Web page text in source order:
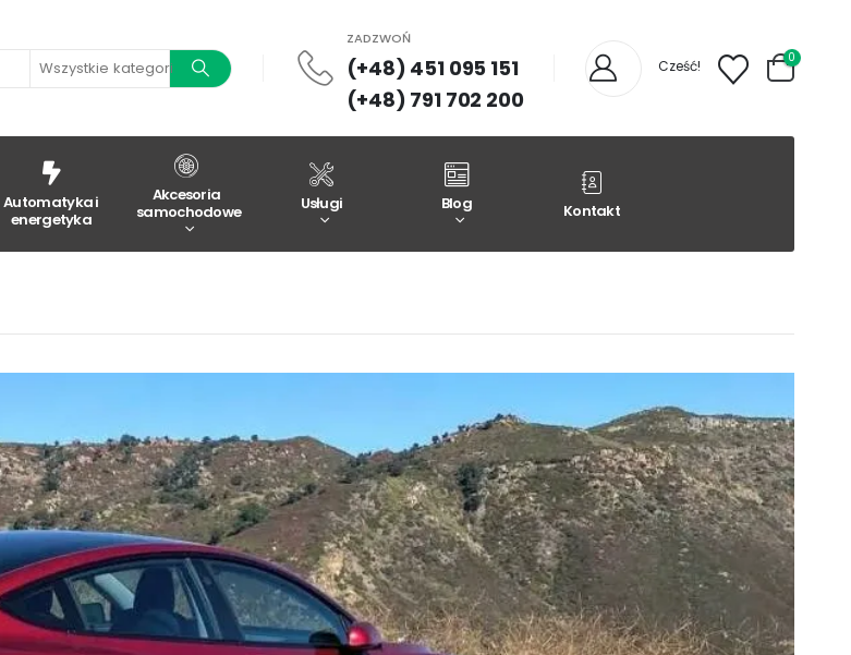
Wszystkie kategorie
ZADZWOŃ
(+48) 451 095 151
(+48) 791 702 200
Cześć! 0
Automatyka i
energetyka
Akcesoria
samochodowe
Usługi Blog Kontakt